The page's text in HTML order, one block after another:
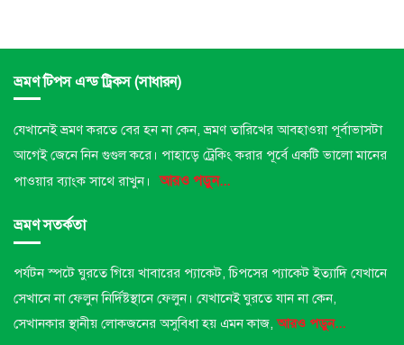
ভ্রমণ টিপস এন্ড ট্রিকস (সাধারন)
যেখানেই ভ্রমণ করতে বের হন না কেন, ভ্রমণ তারিখের আবহাওয়া পূর্বাভাসটা
আগেই জেনে নিন গুগুল করে। পাহাড়ে ট্রেকিং করার পূর্বে একটি ভালো মানের
পাওয়ার ব্যাংক সাথে রাখুন।
আরও পড়ুন...
ভ্রমণ সতর্কতা
পর্যটন স্পটে ঘুরতে গিয়ে খাবারের প্যাকেট, চিপসের প্যাকেট ইত্যাদি যেখানে
সেখানে না ফেলুন নির্দিষ্টস্থানে ফেলুন। যেখানেই ঘুরতে যান না কেন,
সেখানকার স্থানীয় লোকজনের অসুবিধা হয় এমন কাজ,আরও পড়ুন...